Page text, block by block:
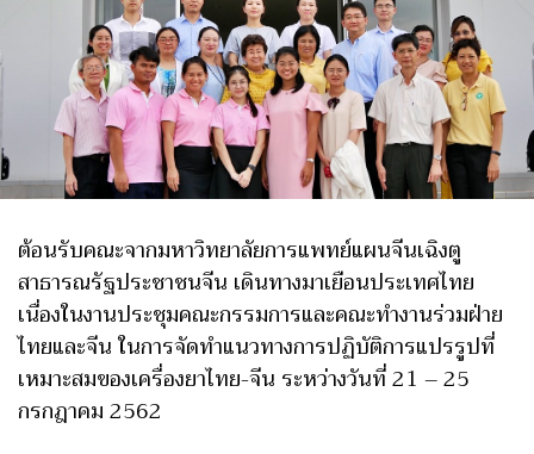
ต้อนรับคณะจากมหาวิทยาลัยการแพทย์แผนจีนเฉิงตู
สาธารณรัฐประชาชนจีน เดินทางมาเยือนประเทศไทย
เนื่องในงานประชุมคณะกรรมการและคณะทำงานร่วมฝ่าย
ไทยและจีน ในการจัดทำแนวทางการปฏิบัติการแปรรูปที่
เหมาะสมของเครื่องยาไทย-จีน ระหว่างวันที่ 21 – 25
กรกฎาคม 2562